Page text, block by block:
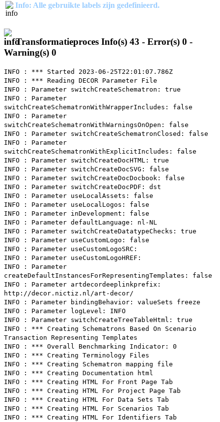
Info: Alle gebruikte labels zijn gedefinieerd.
Transformatieproces Info(s) 43 - Error(s) 0 -
Warning(s) 0
INFO : *** Started 2023-06-25T22:01:07.786Z
INFO : *** Reading DECOR Parameter File
INFO : Parameter switchCreateSchematron: true
INFO : Parameter
switchCreateSchematronWithWrapperIncludes: false
INFO : Parameter
switchCreateSchematronWithWarningsOnOpen: false
INFO : Parameter switchCreateSchematronClosed: false
INFO : Parameter
switchCreateSchematronWithExplicitIncludes: false
INFO : Parameter switchCreateDocHTML: true
INFO : Parameter switchCreateDocSVG: false
INFO : Parameter switchCreateDocDocbook: false
INFO : Parameter switchCreateDocPDF: dst
INFO : Parameter useLocalAssets: false
INFO : Parameter useLocalLogos: false
INFO : Parameter inDevelopment: false
INFO : Parameter defaultLanguage: nl-NL
INFO : Parameter switchCreateDatatypeChecks: true
INFO : Parameter useCustomLogo: false
INFO : Parameter useCustomLogoSRC:
INFO : Parameter useCustomLogoHREF:
INFO : Parameter
createDefaultInstancesForRepresentingTemplates: false
INFO : Parameter artdecordeeplinkprefix:
http://decor.nictiz.nl/art-decor/
INFO : Parameter bindingBehavior: valueSets freeze
INFO : Parameter logLevel: INFO
INFO : Parameter switchCreateTreeTableHtml: true
INFO : *** Creating Schematrons Based On Scenario
Transaction Representing Templates
INFO : *** Overall Benchmarking Indicator: 0
INFO : *** Creating Terminology Files
INFO : *** Creating Schematron mapping file
INFO : *** Creating Documentation html
INFO : *** Creating HTML For Front Page Tab
INFO : *** Creating HTML For Project Page Tab
INFO : *** Creating HTML For Data Sets Tab
INFO : *** Creating HTML For Scenarios Tab
INFO : *** Creating HTML For Identifiers Tab